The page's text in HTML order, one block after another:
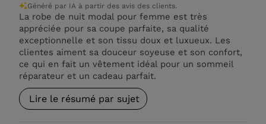
Généré par IA à partir des avis des clients.
La robe de nuit modal pour femme est très
appréciée pour sa coupe parfaite, sa qualité
exceptionnelle et son tissu doux et luxueux. Les
clientes aiment sa douceur soyeuse et son confort,
ce qui en fait un vêtement idéal pour un sommeil
réparateur et un cadeau parfait.
Lire le résumé par sujet